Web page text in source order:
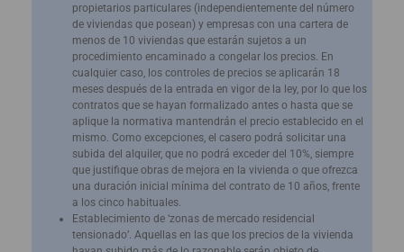
propietarios particulares (independientemente del número
de viviendas que posean) y empresas con una cartera de
menos de 10 viviendas que estarán sujetos a un
procedimiento encaminado a congelar los precios. En
cualquier caso, los controles de precios se aplicarán 18
meses después de la entrada en vigor de la ley, por lo que los
contratos que se hayan formalizado antes o hasta que se
aplique la normativa mantendrán el precio establecido en el
mismo. Como excepciones, el casero podrá solicitar una
subida del alquiler, que no podrá exceder del 10%, siempre
que justifique obras de mejora en la vivienda o que ofrezca
una duración inicial mínima del contrato de 10 años, frente
a los cinco habituales.
Establecimiento de ‘zonas de mercado residencial
tensionado’. Aquellas en las que los precios de la vivienda